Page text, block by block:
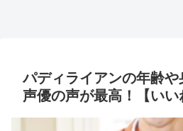
パディライアンの年齢
声優の声が最高！【いい